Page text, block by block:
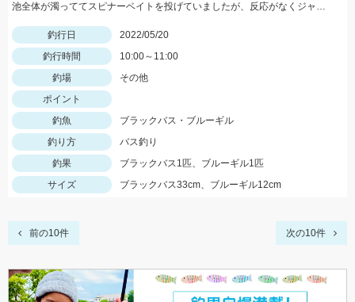
池全体が濁っててスピナーベイトを投げていましたが、反応がなくジャッカルRVバグ1.5を投げると一投目でヒット！
釣行日
2022/05/20
釣行時間
10:00～11:00
釣場
その他
ポイント
釣魚
ブラックバス・ブルーギル
釣り方
バス釣り
釣果
ブラックバス1匹、ブルーギル1匹
サイズ
ブラックバス33cm、ブルーギル12cm
前の10件 次の10件